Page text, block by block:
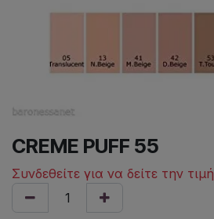
CREME PUFF 55
Συνδεθείτε για να δείτε την τιμή